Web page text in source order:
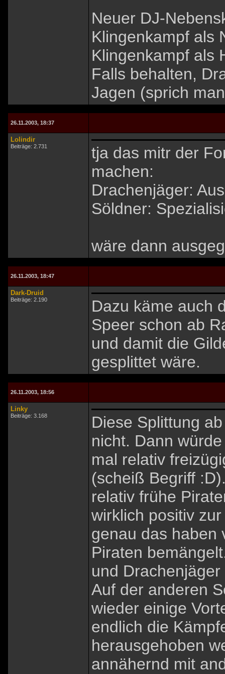
Neuer DJ-
Klingenkampf als
Klingenkampf als
Falls behalten,
Jagen (sprich
26.11.2003, 18:37
Lolindir
Beiträge: 2.731
tja das mitr der
machen:
Drachenjäger:
Söldner:
wäre dann
26.11.2003, 18:47
Dark-Druid
Beiträge: 2.190
Dazu käme auch
Speer schon ab
und damit die
gesplittet wäre.
26.11.2003, 18:56
Linky
Beiträge: 3.168
Diese Splittung
nicht. Dann
mal relativ
(scheiß Begriff
relativ frühe
wirklich positiv
genau das haben
Piraten
und
Auf der anderen
wieder einige
endlich die
herausgehoben
annähernd mit